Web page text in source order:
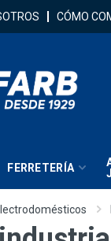
CÓMO
FERRETERÍA